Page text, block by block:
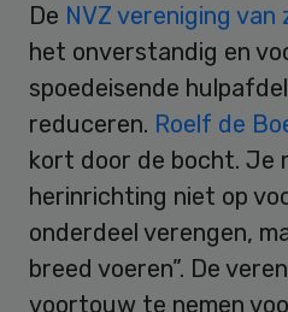
De NVZ vereniging van
het onverstandig en
spoedeisende
reduceren. Roelf de
kort door de bocht. Je
herinrichting niet op
onderdeel verengen,
breed voeren”. De
voortouw te nemen